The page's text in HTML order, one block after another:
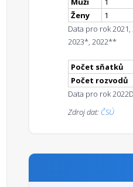
Ženy
1
Data pro rok
2023*, 2022**
Počet sňatků
Počet rozvodů
Data pro rok 2022
Zdroj dat: ČSÚ